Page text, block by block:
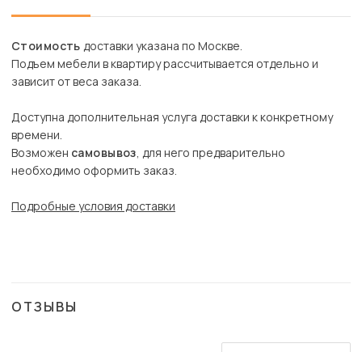
Стоимость доставки указана по Москве.
Подъем мебели в квартиру рассчитывается отдельно и
зависит от веса заказа.
Доступна дополнительная услуга доставки к конкретному
времени.
Возможен самовывоз, для него предварительно
необходимо оформить заказ.
Подробные условия доставки
ОТЗЫВЫ